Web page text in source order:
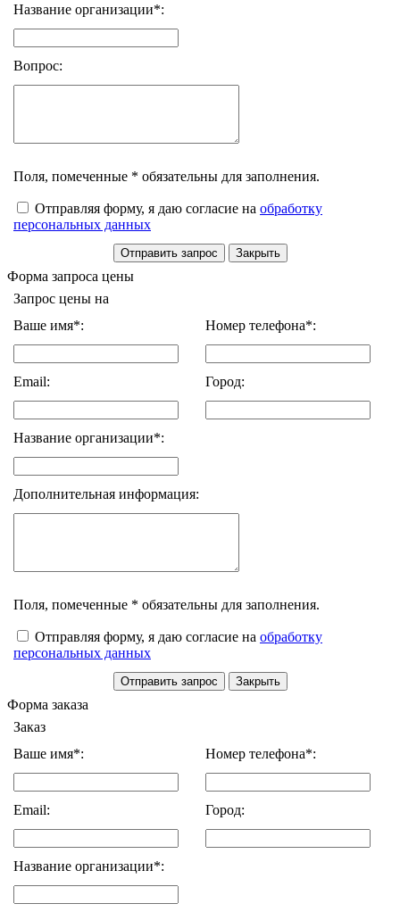
Название организации*:
Вопрос:
Поля, помеченные * обязательны для заполнения.
Отправляя форму, я даю согласие на обработку
персональных данных
Форма запроса цены
Запрос цены на
Ваше имя*:
Номер телефона*:
Email: Город:
Название организации*:
Дополнительная информация:
Поля, помеченные * обязательны для заполнения.
Отправляя форму, я даю согласие на обработку
персональных данных
Форма заказа
Заказ
Ваше имя*:
Номер телефона*:
Email: Город:
Название организации*: